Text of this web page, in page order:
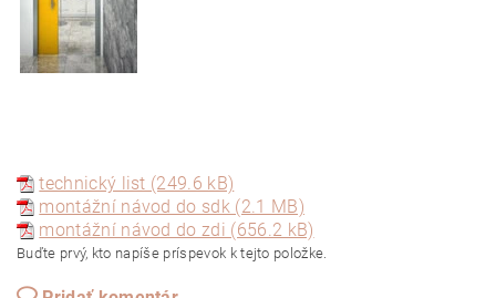
technický list (249.6 kB)
montážní návod do sdk (2.1 MB)
montážní návod do zdi (656.2 kB)
Buďte prvý, kto napíše príspevok k tejto položke.